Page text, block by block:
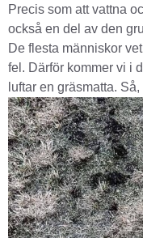
Precis som att vattna
också en del av den
De flesta människor
fel. Därför kommer vi i
luftar en gräsmatta.